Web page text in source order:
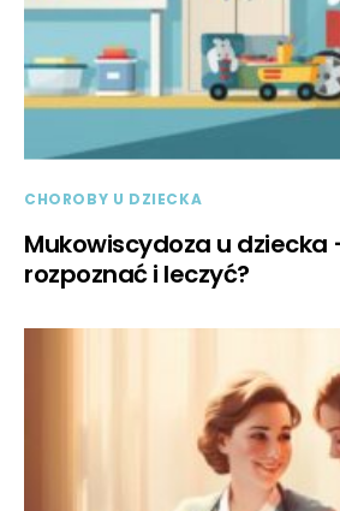
CHOROBY U DZIECKA
Mukowiscydoza u dziecka
rozpoznać i leczyć?